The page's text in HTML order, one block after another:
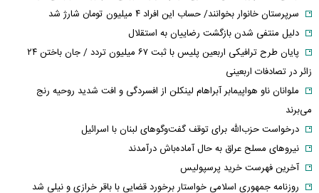
سرپرستان خانوار بخوانند/ حساب این افراد ۴ میلیون تومان شارژ شد
دلیل منتفی شدن بازگشت رضاییان به استقلال
پایان طرح ترافیکی اربعین پلیس با ثبت ۶۷ میلیون تردد / جان باختن ۲۴
زائر در تصادفات اربعینی
ملوانان ناو هواپیمابر آبراهام لینکلن از افسردگی و افت شدید روحیه رنج
می‌برند
درخواست حزب‌الله برای توقف گفت‌وگوهای لبنان با اسرائیل
نیروهای مسلح عراق به حال آماده‌باش درآمدند
آخرین فهرست خرید پرسپولیس
روزنامه جمهوری اسلامی خواستار برخورد قضایی با باقر خرازی و نیلی شد